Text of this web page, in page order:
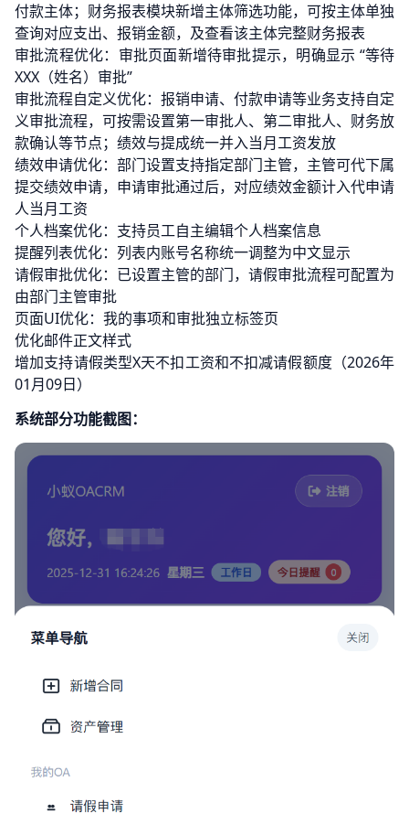
付款主体；财务报表模块新增主体筛选功能，可按主体单独
查询对应支出、报销金额，及查看该主体完整财务报表
审批流程优化：审批页面新增待审批提示，明确显示 “等待
XXX（姓名）审批”
审批流程自定义优化：报销申请、付款申请等业务支持自定
义审批流程，可按需设置第一审批人、第二审批人、财务放
款确认等节点；绩效与提成统一并入当月工资发放
绩效申请优化：部门设置支持指定部门主管，主管可代下属
提交绩效申请，申请审批通过后，对应绩效金额计入代申请
人当月工资
个人档案优化：支持员工自主编辑个人档案信息
提醒列表优化：列表内账号名称统一调整为中文显示
请假审批优化：已设置主管的部门，请假审批流程可配置为
由部门主管审批
页面UI优化：我的事项和审批独立标签页
优化邮件正文样式
增加支持请假类型X天不扣工资和不扣减请假额度（2026年
01月09日）
系统部分功能截图：